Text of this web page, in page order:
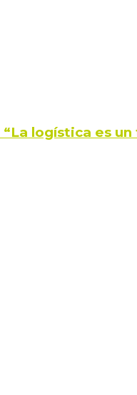
logística es